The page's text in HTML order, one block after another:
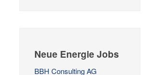
Neue Energie Jobs
BBH Consulting AG